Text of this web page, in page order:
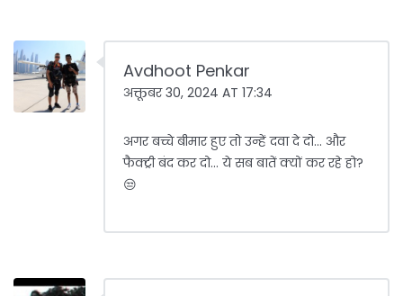
Avdhoot Penkar
अक्तूबर 30, 2024 AT 17:34
अगर बच्चे बीमार हुए तो उन्हें दवा दे दो... और
फैक्ट्री बंद कर दो... ये सब बातें क्यों कर रहे हो?
😒